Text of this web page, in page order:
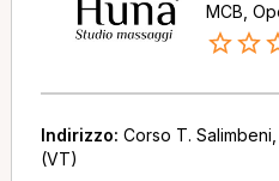
MCB,
Indirizzo: Corso T.
(VT)